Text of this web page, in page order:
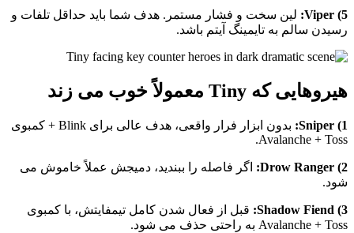
5) Viper:
لین سخت و فشار مستمر. هدف شما باید حداقل تلفات و
رسیدن سالم به تایمینگ آیتم باشد.
هیروهایی که Tiny معمولاً خوب می زند
1) Sniper:
بدون ابزار فرار واقعی، هدف عالی برای Blink + کمبوی
Avalanche + Toss.
2) Drow Ranger:
اگر فاصله را ببندید، دمیجش عملاً خاموش می
شود.
3) Shadow Fiend:
قبل از فعال شدن کامل تیمفایتش، با کمبوی
Avalanche + Toss به راحتی حذف می شود.